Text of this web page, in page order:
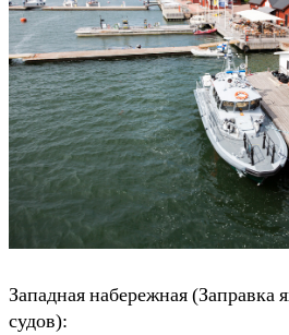
Западная набережная (Заправка
судов):